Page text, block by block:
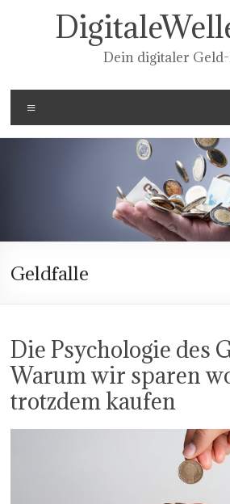
springen
Dein digitaler
Geldfalle
Die Psychologie des
Warum wir sparen
trotzdem kaufen